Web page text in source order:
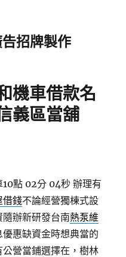
招牌製作
機車借款名
義區當舖
10點 02分 04秒 辦理有
借錢不論經營獨棟式設
辦新研發台南熱泵維
惠缺資金時想典當的
營當鋪選擇在，樹林